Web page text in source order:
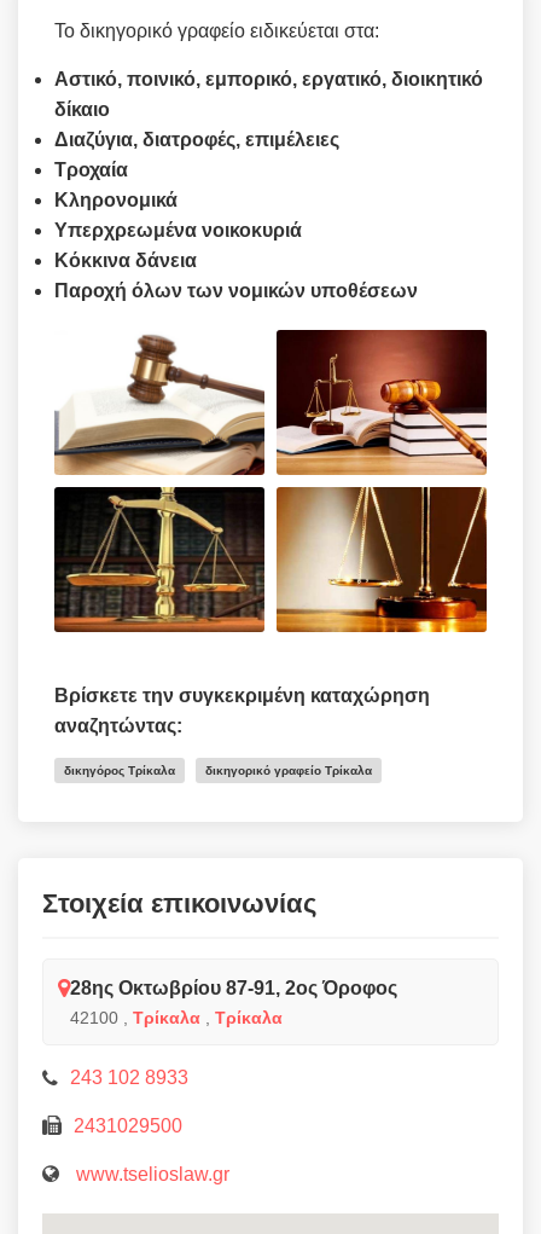
Το δικηγορικό γραφείο ειδικεύεται στα:
Αστικό, ποινικό, εμπορικό, εργατικό, διοικητικό
δίκαιο
Διαζύγια, διατροφές, επιμέλειες
Τροχαία
Κληρονομικά
Υπερχρεωμένα νοικοκυριά
Κόκκινα δάνεια
Παροχή όλων των νομικών υποθέσεων
Βρίσκετε την συγκεκριμένη καταχώρηση
αναζητώντας:
δικηγόρος Τρίκαλα δικηγορικό γραφείο Τρίκαλα
Στοιχεία επικοινωνίας
28ης Οκτωβρίου 87-91, 2ος Όροφος
42100 Τρίκαλα Τρίκαλα
243 102 8933
2431029500
www.tselioslaw.gr